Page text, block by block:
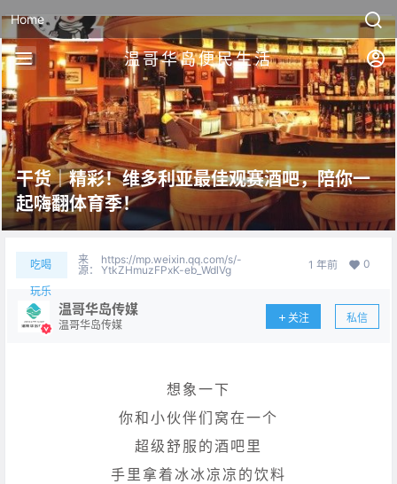
Home
温哥华岛便民生活
干货｜精彩！维多利亚最佳观赛酒吧，陪你一
起嗨翻体育季！
吃喝
玩乐
来
源：
https://mp.weixin.qq.com/s/-
YtkZHmuzFPxK-eb_WdlVg
1 年前 0
温哥华岛传媒
温哥华岛传媒
关注 私信
想象一下
你和小伙伴们窝在一个
超级舒服的酒吧里
手里拿着冰冰凉凉的饮料